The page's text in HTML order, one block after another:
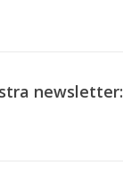
newsletter: